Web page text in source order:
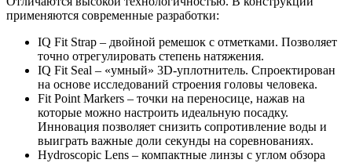
применяются современные разработки:
IQ Fit Strap – двойной ремешок с отметками. Позволяет
точно отрегулировать степень натяжения.
IQ Fit Seal – «умный» 3D-уплотнитель. Спроектирован
на основе исследований строения головы человека.
Fit Point Markers – точки на переносице, нажав на
которые можно настроить идеальную посадку.
Инновация позволяет снизить сопротивление воды и
выиграть важные доли секунды на соревнованиях.
Hydroscopic Lens – компактные линзы с углом обзора